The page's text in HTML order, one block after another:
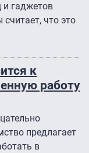
и гаджетов
что это
к
работу
предлагает
в